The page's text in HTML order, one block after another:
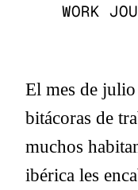
WORK
El mes de
bitácoras de
muchos
ibérica les